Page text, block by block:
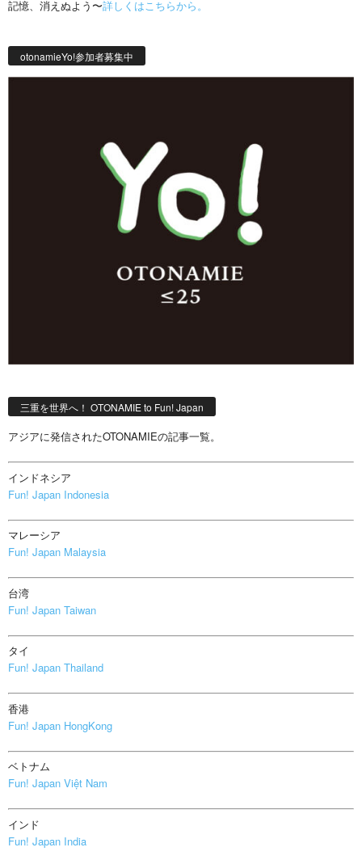
記憶、消えぬよう〜詳しくはこちらから。
otonamieYo!参加者募集中
三重を世界へ！ OTONAMIE to Fun! Japan
アジアに発信されたOTONAMIEの記事一覧。
インドネシア
Fun! Japan Indonesia
マレーシア
Fun! Japan Malaysia
台湾
Fun! Japan Taiwan
タイ
Fun! Japan Thailand
香港
Fun! Japan HongKong
ベトナム
Fun! Japan Việt Nam
インド
Fun! Japan India